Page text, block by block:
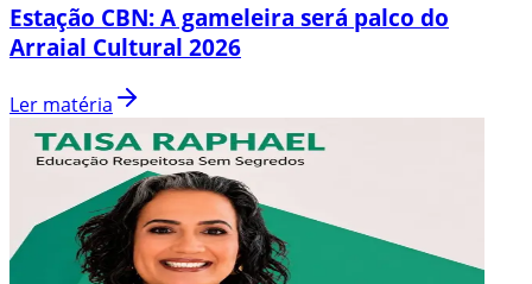
Estação CBN: A gameleira será palco do
Arraial Cultural 2026
Ler matéria